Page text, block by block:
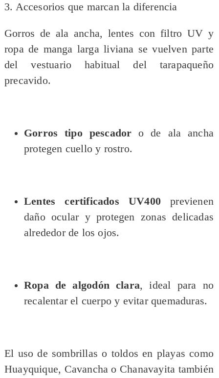
3. Accesorios que marcan la diferencia
Gorros de ala ancha, lentes con filtro UV y
ropa de manga larga liviana se vuelven parte
del vestuario habitual del tarapaqueño
precavido.
Gorros tipo pescador o de ala ancha
protegen cuello y rostro.
Lentes certificados UV400 previenen
daño ocular y protegen zonas delicadas
alrededor de los ojos.
Ropa de algodón clara, ideal para no
recalentar el cuerpo y evitar quemaduras.
El uso de sombrillas o toldos en playas como
Huayquique, Cavancha o Chanavayita también